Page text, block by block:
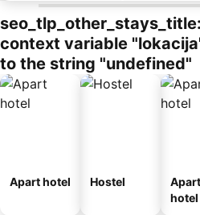
context variable
to the string "undefined"
Apart hotel Hostel
hotel